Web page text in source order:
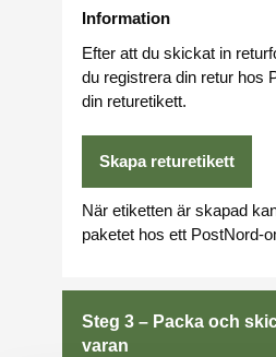
Information
Efter att du skickat in
du registrera din retur hos
din returetikett.
Skapa returetikett
När etiketten är skapad
paketet hos ett PostNord-
Steg 3 – Packa och
varan